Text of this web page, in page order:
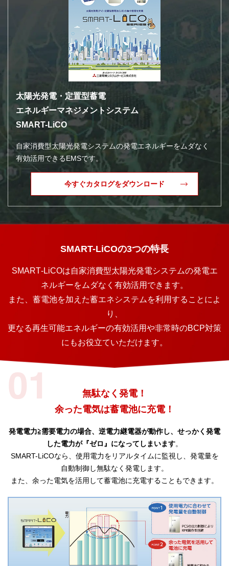
太陽光発電・定置型蓄電
エネルギーマネジメントシステム
SMART-LiCO
自家消費型太陽光発電システムの発電エネルギーをムダなく
有効活用できるEMSです。
今すぐカタログをダウンロード
SMART-LiCOの3つの特長
SMART‐LiCOは自家消費型太陽光発電システムの発電エ
ネルギーをムダなく有効活用できます。
また、蓄電池を加えた蓄エネシステムを利用することによ
り、
更なる再生可能エネルギーの有効活用や非常時のBCP対策
にもお役立ていただけます。
無駄なく発電！
余った電気は蓄電池に充電！
発電電力≧需要電力の場合、逆電力継電器が動作し、せっかく発電
した電力が『ゼロ』になってしまいます。
SMART-LiCOなら、使用電力をリアルタイムに監視し、発電量を
自動制御し無駄なく発電します。
また、余った電気を活用して蓄電池に充電することもできます。